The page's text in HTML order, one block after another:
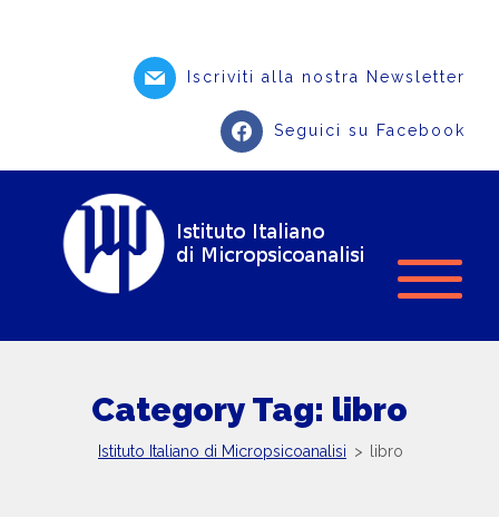
Iscriviti alla nostra Newsletter
Seguici su Facebook
Category Tag: libro
Istituto Italiano di Micropsicoanalisi > libro